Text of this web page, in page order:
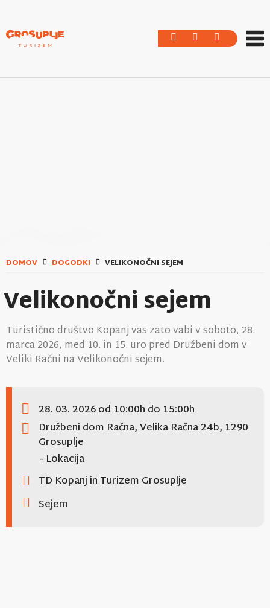
DOMOV DOGODKI VELIKONOČNI SEJEM
Velikonočni sejem
Turistično društvo Kopanj vas zato vabi v soboto, 28.
marca 2026, med 10. in 15. uro pred Družbeni dom v
Veliki Račni na Velikonočni sejem.
28. 03. 2026od 10:00h do 15:00h
Družbeni dom Račna, Velika Račna 24b, 1290
Grosuplje
- Lokacija
TD Kopanj in Turizem Grosuplje
Sejem